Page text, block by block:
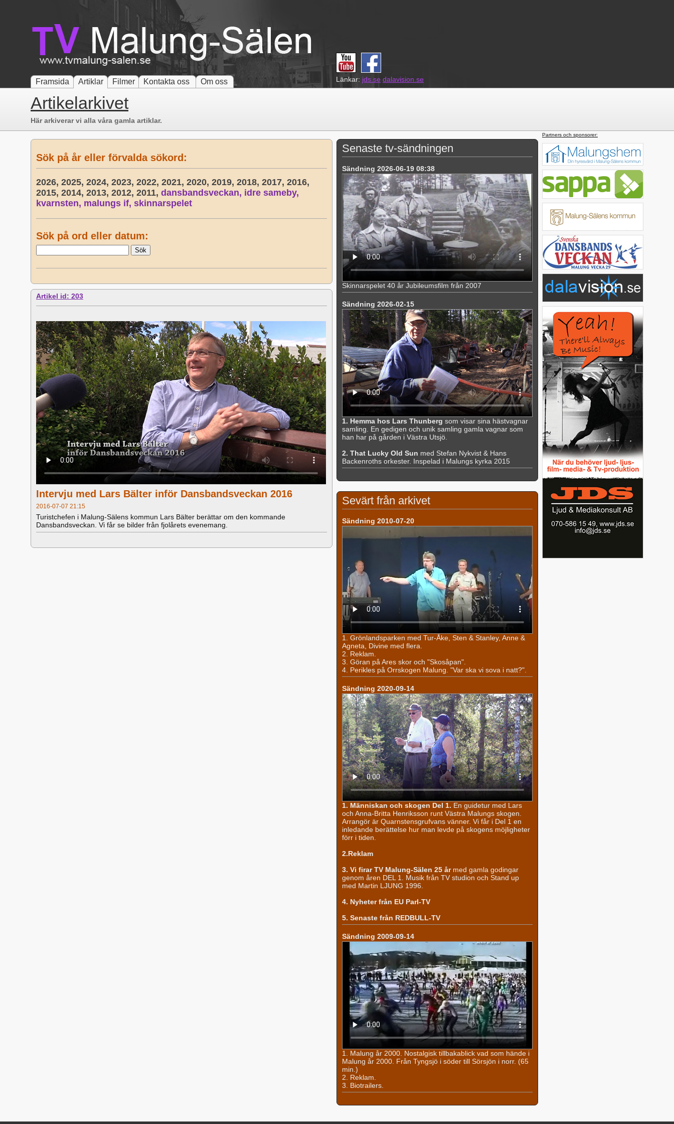
Framsida Artiklar Filmer Kontakta oss Om oss Länkar: jds.se dalavision.se
Artikelarkivet
Här arkiverar vi alla våra gamla artiklar.
Sök på år eller förvalda sökord:
2026, 2025, 2024, 2023, 2022, 2021, 2020, 2019, 2018, 2017, 2016,
2015, 2014, 2013, 2012, 2011, dansbandsveckan, idre sameby,
kvarnsten, malungs if, skinnarspelet
Sök på ord eller datum:
Artikel id: 203
Intervju med Lars Bälter inför Dansbandsveckan 2016
2016-07-07 21:15
Turistchefen i Malung-Sälens kommun Lars Bälter berättar om den kommande
Dansbandsveckan. Vi får se bilder från fjolårets evenemang.
Senaste tv-sändningen
Sändning 2026-06-19 08:38
Skinnarspelet 40 år Jubileumsfilm från 2007
Sändning 2026-02-15
1. Hemma hos Lars Thunberg som visar sina hästvagnar
samling. En gedigen och unik samling gamla vagnar som
han har på gården i Västra Utsjö.
2. That Lucky Old Sun med Stefan Nykvist & Hans
Backenroths orkester. Inspelad i Malungs kyrka 2015
Sevärt från arkivet
Sändning 2010-07-20
1. Grönlandsparken med Tur-Åke, Sten & Stanley, Anne &
Agneta, Divine med flera.
2. Reklam.
3. Göran på Ares skor och "Skosåpan".
4. Perikles på Orrskogen Malung. "Var ska vi sova i natt?".
Sändning 2020-09-14
1. Människan och skogen Del 1. En guidetur med Lars
och Anna-Britta Henriksson runt Västra Malungs skogen.
Arrangör är Quarnstensgrufvans vänner. Vi får i Del 1 en
inledande berättelse hur man levde på skogens möjligheter
förr i tiden.
2.Reklam
3. Vi firar TV Malung-Sälen 25 årmed gamla godingar
genom åren DEL 1. Musik från TV studion och Stand up
med Martin LJUNG 1996.
4. Nyheter från EU Parl-TV
5. Senaste från REDBULL-TV
Sändning 2009-09-14
1. Malung år 2000. Nostalgisk tillbakablick vad som hände i
Malung år 2000. Från Tyngsjö i söder till Sörsjön i norr. (65
min.)
2. Reklam.
3. Biotrailers.
Partners och sponsorer: